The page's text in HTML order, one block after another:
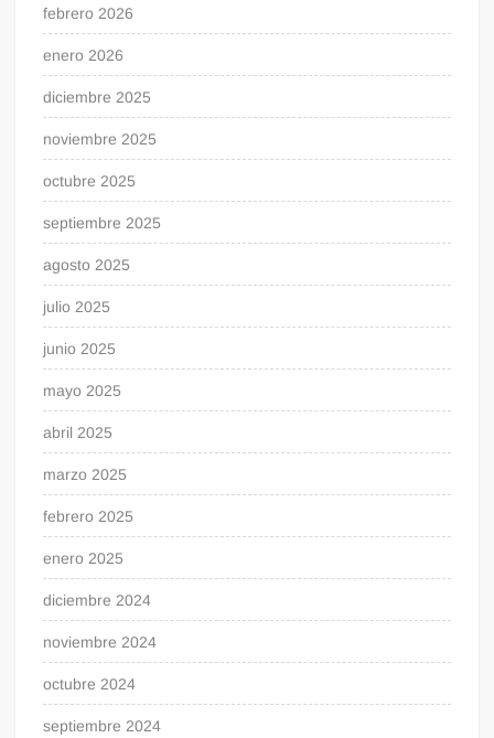
febrero 2026
enero 2026
diciembre 2025
noviembre 2025
octubre 2025
septiembre 2025
agosto 2025
julio 2025
junio 2025
mayo 2025
abril 2025
marzo 2025
febrero 2025
enero 2025
diciembre 2024
noviembre 2024
octubre 2024
septiembre 2024